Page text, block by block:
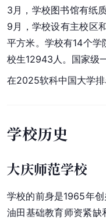
3月，学校图书馆有纸
9月，学校设有主校区
平方米。学校有14个
校生12943人。国家级
在2025软科中国大学
学校历史
大庆师范学校
学校的前身是1965年
油田基础教育师资紧缺